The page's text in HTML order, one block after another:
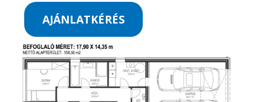
AJÁNLATKÉRÉS